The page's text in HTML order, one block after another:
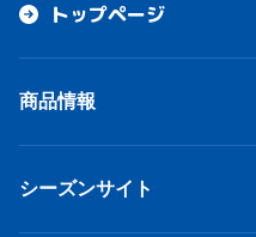
トップページ
商品情報
シーズンサイト